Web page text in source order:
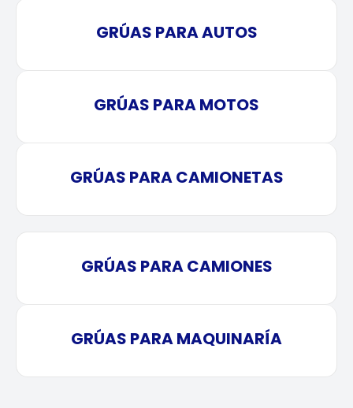
GRÚAS PARA AUTOS
GRÚAS PARA MOTOS
GRÚAS PARA CAMIONETAS
GRÚAS PARA CAMIONES
GRÚAS PARA MAQUINARÍA